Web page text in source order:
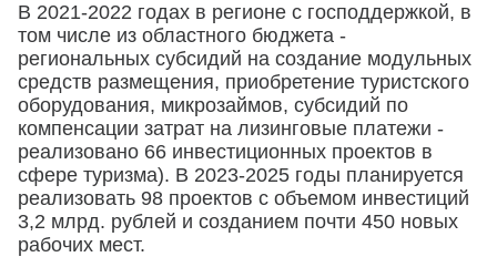
В 2021-2022 годах в регионе с господдержкой, в
том числе из областного бюджета -
региональных субсидий на создание модульных
средств размещения, приобретение туристского
оборудования, микрозаймов, субсидий по
компенсации затрат на лизинговые платежи -
реализовано 66 инвестиционных проектов в
сфере туризма). В 2023-2025 годы планируется
реализовать 98 проектов с объемом инвестиций
3,2 млрд. рублей и созданием почти 450 новых
рабочих мест.